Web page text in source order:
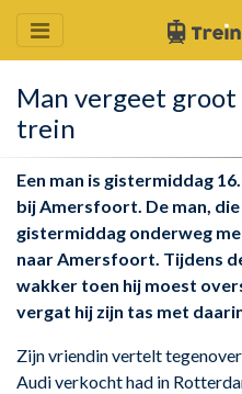
Man vergeet
trein
Een man is gistermiddag
bij Amersfoort. De man,
gistermiddag onderweg
naar Amersfoort. Tijdens
wakker toen hij moest
vergat hij zijn tas met
Zijn vriendin vertelt
Audi verkocht had in